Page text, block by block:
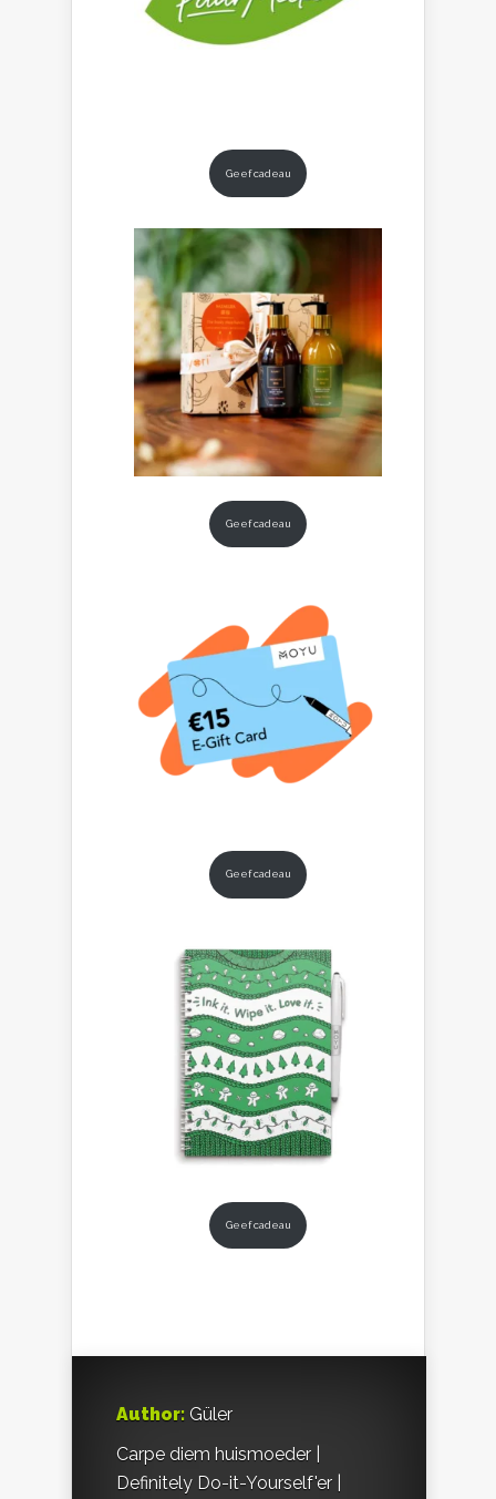
Geef cadeau
Geef cadeau
Geef cadeau
Geef cadeau
Author: Güler
Carpe diem huismoeder |
Definitely Do-it-Yourself'er |